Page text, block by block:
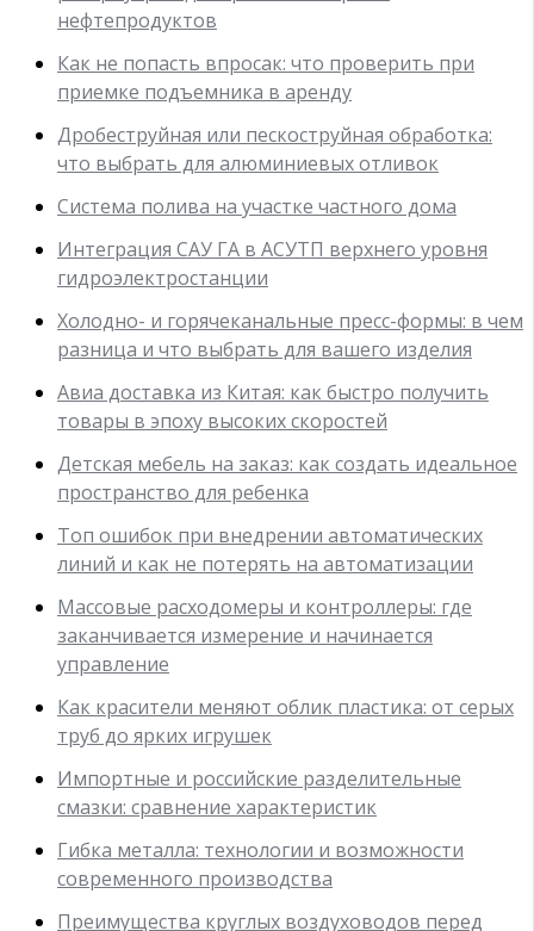
нефтепродуктов
Как не попасть впросак: что проверить при
приемке подъемника в аренду
Дробеструйная или пескоструйная обработка:
что выбрать для алюминиевых отливок
Система полива на участке частного дома
Интеграция САУ ГА в АСУТП верхнего уровня
гидроэлектростанции
Холодно- и горячеканальные пресс-формы: в чем
разница и что выбрать для вашего изделия
Авиа доставка из Китая: как быстро получить
товары в эпоху высоких скоростей
Детская мебель на заказ: как создать идеальное
пространство для ребенка
Топ ошибок при внедрении автоматических
линий и как не потерять на автоматизации
Массовые расходомеры и контроллеры: где
заканчивается измерение и начинается
управление
Как красители меняют облик пластика: от серых
труб до ярких игрушек
Импортные и российские разделительные
смазки: сравнение характеристик
Гибка металла: технологии и возможности
современного производства
Преимущества круглых воздуховодов перед